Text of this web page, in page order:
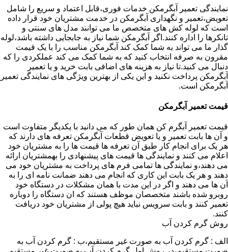
نمایندگی تعمیر آبگرمکن خدمات فوری،قابل اعتماد و سریع را شامل
تعویض،تعمیر و نگهداری آبگرمکن در خدمت مشتریان خود قرار داده
است که لوله کش های متخصص ما می توانند مدل های سنتی و
تانکرها را اداره کنند.اگر آبگرمکن شما نیاز به جابجایی داشته باشد،لوله
گذار ما می تواند به شما کمک کند آبگرمکن مناسب را با یک قیمت
مقرون به صرفه انتخاب کنید که به شما کمک می کند عملکردی را که
دنبال می کنید.تا نیاز به هزینه های اضافی بابت خرید و یا تعمیر
آبگرمکن پرداخت نکنید و این یکی از بهترین ویژگی های نمایندگی تعمیر
آبگرمکن است.
قیمت تعمیر آبگرمکن
قیمت تعمیر آبگرم کن همان طور که می دانید با یکدیگر متفاوت است
و آن ها بابت تعمیر و یا تعویض قطعات آبگرمکن تعرفه های دارند که
هر یک برای انجام کار طبق آن تعرفه ها قیمت ها را به مشتریان خود
اعلام می کنند و نمایندگی ها قیمت های پیشنهادی را بهمشتریان ارائه
می دهند،و نمایندگی ها تمامی فرم های پرداخت به مشتریان خود می
دهند و هر یک بابت این کاری که انجام می دهند ضمانت نامه ای را به
آن ها می دهند و اگر در این مدت با همان مشکلات در دستگاه خود
روبرو شده باشند متخصصان موظف هستند که ان دستگاه را دوباره
تعمیر کنند و بابت سرویس نباید هیچ پولی از مشتریان خود دریافت
کنند.
روش گرم کردن آب
الف : گرم کردن آب به صورت غیر مستقیم،ب : گرم کردن آب به